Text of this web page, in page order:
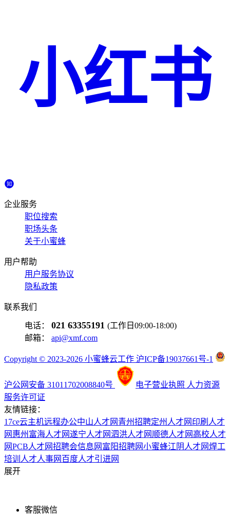
小红书
企业服务
职位搜索
职场头条
关于小蜜蜂
用户帮助
用户服务协议
隐私政策
联系我们
电话： 021 63355191 (工作日09:00-18:00)
邮箱： api@xmf.com
Copyright © 2023-2026 小蜜蜂云工作 沪ICP备19037661号-1
沪公网安备 31011702008840号 电子营业执照 人力资源
服务许可证
友情链接：
17ce云主机远程办公中山人才网 青州招聘定州人才网 印刷人才
网 惠州富海人才网遂宁人才网泗洪人才网 顺德人才网 高校人才
网PCB人才网招聘会信息网 富阳招聘网小蜜蜂江阴人才网焊工
培训 人才人事网 百度人才引进网
展开
客服微信